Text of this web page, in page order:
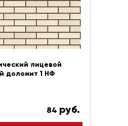
лицевой
доломит 1 НФ
84 руб.